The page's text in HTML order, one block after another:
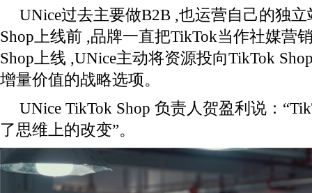
UNice过去主要做B2B ,也运营自己的独
Shop上线前 ,品牌一直把TikTok当作社媒营
Shop上线 ,UNice主动将资源投向TikTok
增量价值的战略选项。
UNice TikTok Shop 负责人贺盈利说：
了思维上的改变”。